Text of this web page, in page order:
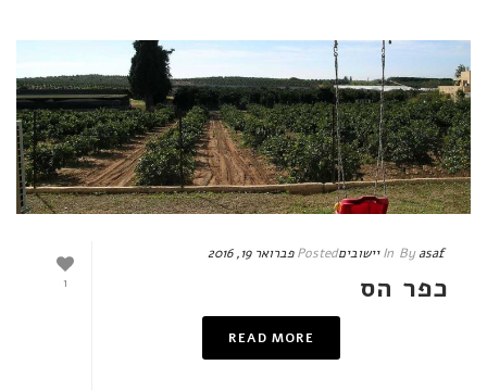
1
Byasaf
In יישוביםPosted פברואר 19, 2016
כפר הס
READ MORE